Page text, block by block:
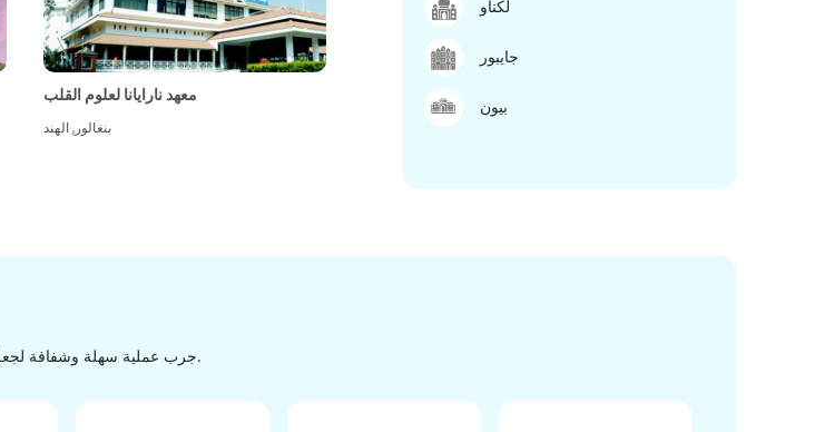
معهد نارايانا لعلوم القلب
بنغالور,الهند
لكناو
جايبور
بيون
جرب عملية سهلة وشفافة لجعل رحلة العلاج الخاصة بك ناجحة من الاكتشاف إلى التفريغ من خلال عملية سهلة وسلسة.